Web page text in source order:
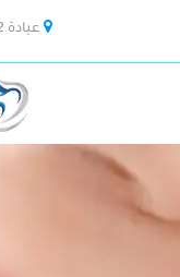
عيادة 412 - ميديكال سنتر 3 - مدينة نصر